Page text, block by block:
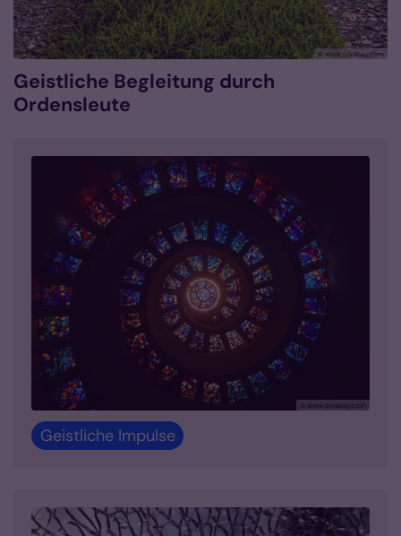
© www.pixabay.com
Geistliche Begleitung durch
Ordensleute
© www.pixabay.com
Geistliche Impulse